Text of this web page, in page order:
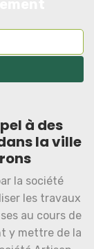
à des
la ville
la société
les travaux
au cours de
y mettre de la